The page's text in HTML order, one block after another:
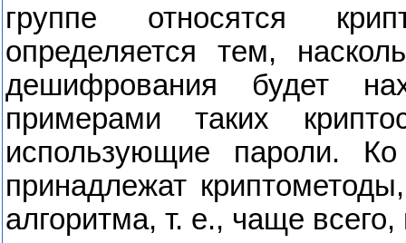
группе относятся
определяется тем,
дешифрования будет
примерами таких
использующие пароли. Ко
принадлежат
алгоритма, т. е., чаще